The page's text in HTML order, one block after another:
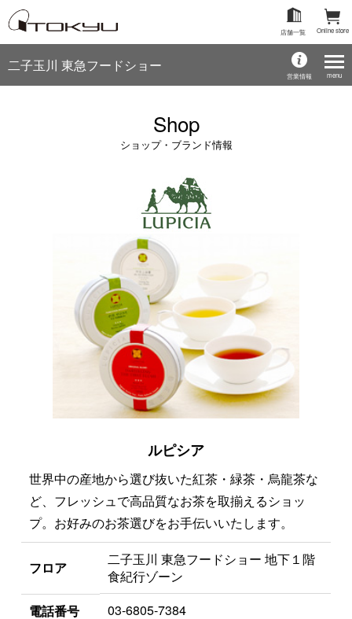
Online store
店舗一覧
二子玉川 東急フードショー
営業情報
Shop
ショップ・ブランド情報
ルピシア
世界中の産地から選び抜いた紅茶・緑茶・烏龍茶な
ど、フレッシュで高品質なお茶を取揃えるショッ
プ。お好みのお茶選びをお手伝いいたします。
フロア
二子玉川 東急フードショー 地下１階
食紀行ゾーン
電話番号
03-6805-7384
menu